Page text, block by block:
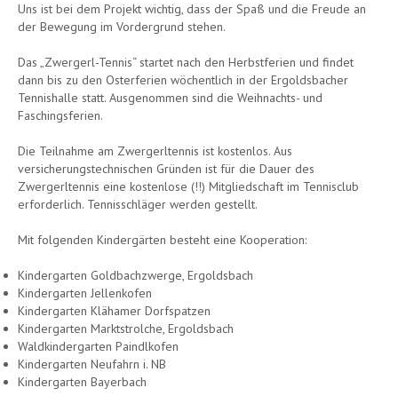
Uns ist bei dem Projekt wichtig, dass der Spaß und die Freude an
der Bewegung im Vordergrund stehen.
Das „Zwergerl-Tennis“ startet nach den Herbstferien und findet
dann bis zu den Osterferien wöchentlich in der Ergoldsbacher
Tennishalle statt. Ausgenommen sind die Weihnachts- und
Faschingsferien.
Die Teilnahme am Zwergerltennis ist kostenlos. Aus
versicherungstechnischen Gründen ist für die Dauer des
Zwergerltennis eine kostenlose (!!) Mitgliedschaft im Tennisclub
erforderlich. Tennisschläger werden gestellt.
Mit folgenden Kindergärten besteht eine Kooperation:
Kindergarten Goldbachzwerge, Ergoldsbach
Kindergarten Jellenkofen
Kindergarten Klähamer Dorfspatzen
Kindergarten Marktstrolche, Ergoldsbach
Waldkindergarten Paindlkofen
Kindergarten Neufahrn i. NB
Kindergarten Bayerbach